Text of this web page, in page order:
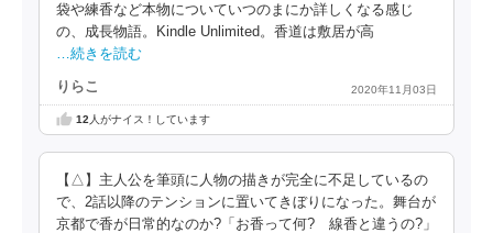
袋や練香など本物についていつのまにか詳しくなる感じ
の、成長物語。Kindle Unlimited。香道は敷居が高
…続きを読む
りらこ 2020年11月03日
12 人がナイス！しています
【△】主人公を筆頭に人物の描きが完全に不足しているの
で、2話以降のテンションに置いてきぼりになった。舞台が
京都で香が日常的なのか?「お香って何? 線香と違うの?」